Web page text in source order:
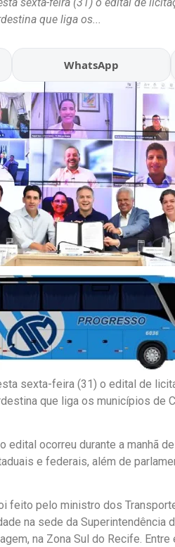
que liga os...
WhatsApp
sexta-feira (31) o edital de
que liga os municípios de
edital ocorreu durante a manhã
e federais, além de
feito pelo ministro dos
na sede da Superintendência
na Zona Sul do Recife.